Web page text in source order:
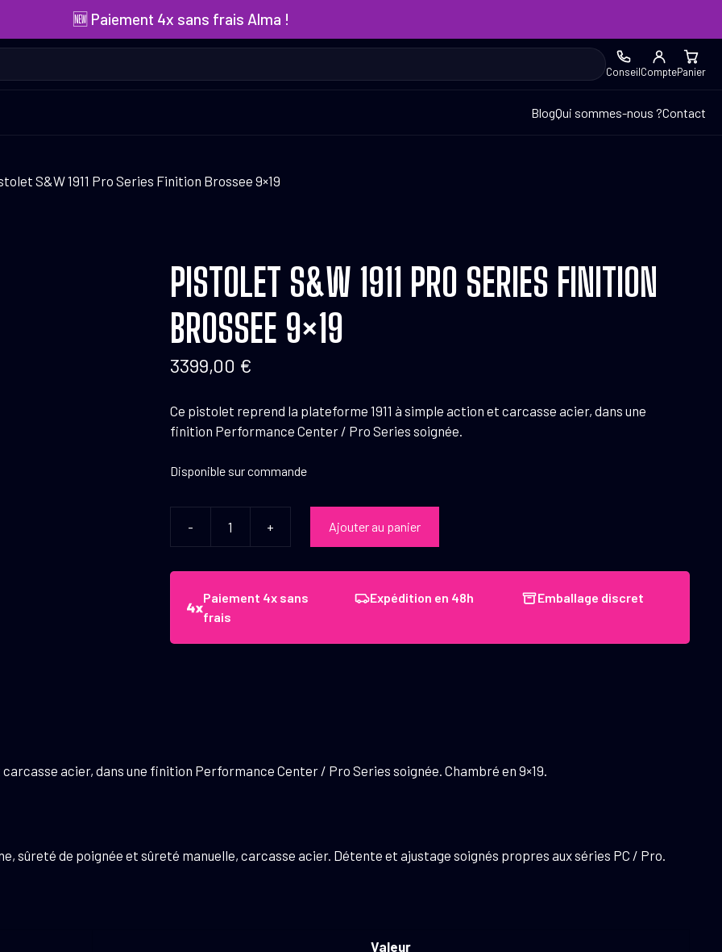
🆕 Paiement 4x sans frais Alma !
ConseilComptePanier
BlogQui sommes-nous ?Contact
S&W 1911 Pro Series Finition Brossee 9×19
PISTOLET S&W 1911 PRO SERIES FINITION
BROSSEE 9×19
3399,00 €
Ce pistolet reprend la plateforme 1911 à simple action et carcasse acier, dans une
finition Performance Center / Pro Series soignée.
Disponible sur commande
-
Pistolet
1911
+ Ajouter au panier
Paiement 4x sans
frais
Expédition en 48h Emballage discret
acier, dans une finition Performance Center / Pro Series soignée. Chambré en 9×19.
sûreté de poignée et sûreté manuelle, carcasse acier. Détente et ajustage soignés propres aux séries PC / Pro.
Valeur